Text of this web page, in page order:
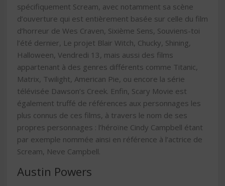
spécifiquement Scream, avec notamment sa scène
d’ouverture qui est entièrement basée sur celle du film
d’horreur de Wes Craven, Sixième Sens, Souviens-toi
l’été dernier, Le projet Blair Witch, Chucky, Shining,
Halloween, Vendredi 13, mais aussi des films
appartenant à des genres différents comme Titanic,
Matrix, Twilight, American Pie, ou encore la série
télévisée Dawson’s Creek. Enfin, Scary Movie est
également truffé de références aux personnages les
plus connus de ces films, à travers le nom de ses
propres personnages : l’héroïne Cindy Campbell étant
par exemple nommée ainsi en référence à l’actrice de
Scream, Neve Campbell.
Austin Powers